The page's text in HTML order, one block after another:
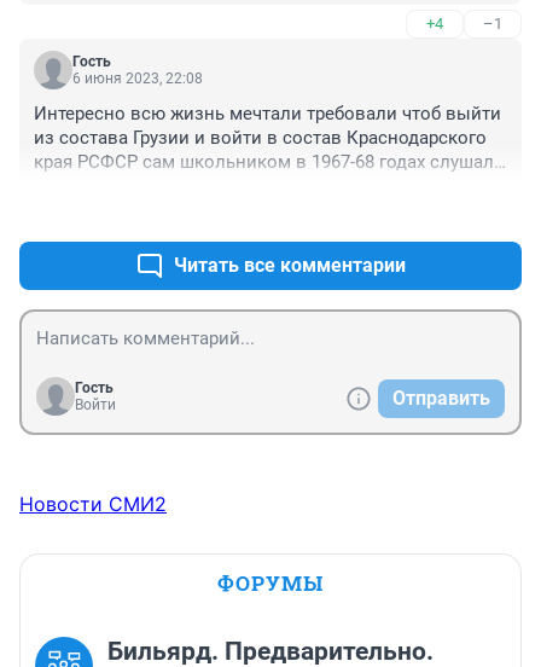
+4 –1
Гость
6 июня 2023, 22:08
Интересно всю жизнь мечтали требовали чтоб выйти
из состава Грузии и войти в состав Краснодарского
края РСФСР сам школьником в 1967-68 годах слушал
Читать все комментарии
Гость
Войти
Отправить
Новости СМИ2
ФОРУМЫ
Бильярд. Предварительно.